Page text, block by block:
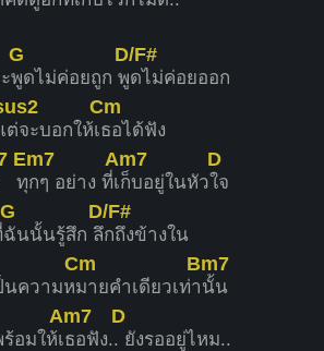
G
พูดไม่ค่อยถูก พู
D/F#
ดไม่ค่อยออก
ต่จะบอกให้เ
Cm
ธอได้ฟัง
ทุ
Em7
กๆ อย่าง ที่เ
Am7
ก็บอยู่ในหัว
D
ใจ
G
ฉันนั้นรู้สึก ลึ
D/F#
กถึงข้างใน
นความห
Cm
มายคำเดียวเท่า
Bm7
นั้น
อมให้เ
Am7
ธอฟัง.
D
. ยังรออยู่ไหม..